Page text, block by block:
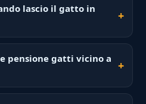
lascio il gatto in
pensione gatti vicino a